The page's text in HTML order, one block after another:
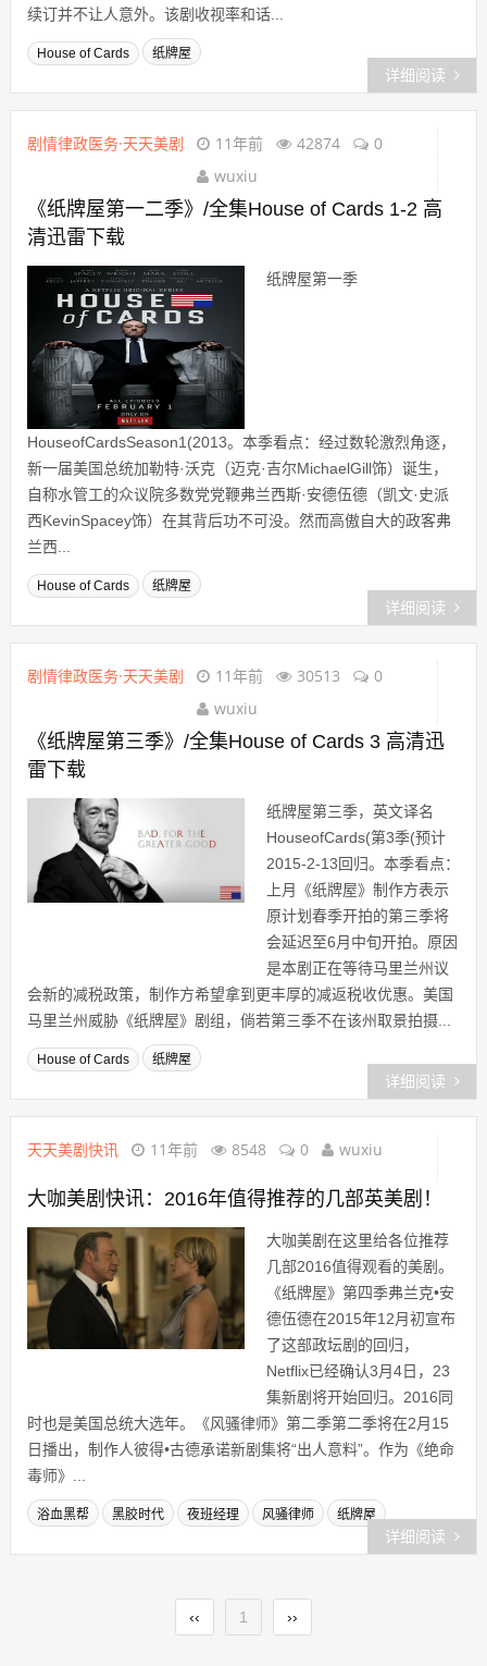
续订并不让人意外。该剧收视率和话...
House of Cards 纸牌屋
详细阅读
剧情律政医务·天天美剧 11年前 42874
0
wuxiu
《纸牌屋第一二季》/全集House of Cards 1-2 高
清迅雷下载
纸牌屋第一季
HouseofCardsSeason1(2013。本季看点：经过数轮激烈角逐，
新一届美国总统加勒特·沃克（迈克·吉尔MichaelGill饰）诞生，
自称水管工的众议院多数党党鞭弗兰西斯·安德伍德（凯文·史派
西KevinSpacey饰）在其背后功不可没。然而高傲自大的政客弗
兰西...
House of Cards 纸牌屋
详细阅读
剧情律政医务·天天美剧 11年前 30513
0
wuxiu
《纸牌屋第三季》/全集House of Cards 3 高清迅
雷下载
纸牌屋第三季，英文译名
HouseofCards(第3季(预计
2015-2-13回归。本季看点：
上月《纸牌屋》制作方表示
原计划春季开拍的第三季将
会延迟至6月中旬开拍。原因
是本剧正在等待马里兰州议
会新的减税政策，制作方希望拿到更丰厚的减返税收优惠。美国
马里兰州威胁《纸牌屋》剧组，倘若第三季不在该州取景拍摄...
House of Cards 纸牌屋
详细阅读
天天美剧快讯 11年前 8548 0 wuxiu
大咖美剧快讯：2016年值得推荐的几部英美剧！
大咖美剧在这里给各位推荐
几部2016值得观看的美剧。
《纸牌屋》第四季弗兰克•安
德伍德在2015年12月初宣布
了这部政坛剧的回归，
Netflix已经确认3月4日，23
集新剧将开始回归。2016同
时也是美国总统大选年。《风骚律师》第二季第二季将在2月15
日播出，制作人彼得•古德承诺新剧集将“出人意料”。作为《绝命
毒师》...
浴血黑帮 黑胶时代 夜班经理 风骚律师 纸牌屋
详细阅读
‹‹ 1 ››